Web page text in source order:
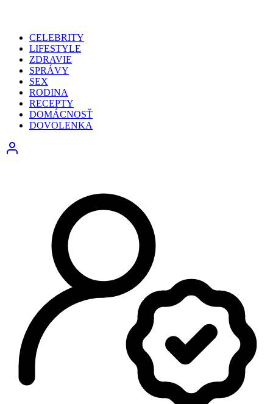
CELEBRITY
LIFESTYLE
ZDRAVIE
SPRÁVY
SEX
RODINA
RECEPTY
DOMÁCNOSŤ
DOVOLENKA